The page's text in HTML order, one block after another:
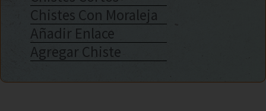
Chistes Con Moraleja
Añadir Enlace
Agregar Chiste